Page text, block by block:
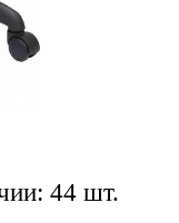
44 шт.